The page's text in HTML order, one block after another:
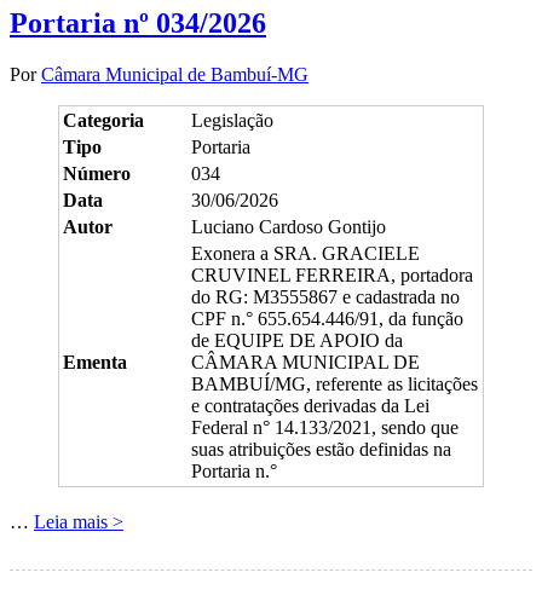
Portaria nº 034/2026
PorCâmara Municipal de Bambuí-MG
Categoria
Legislação
Tipo
Portaria
Número
034
Data
30/06/2026
Autor
Luciano Cardoso Gontijo
Ementa
Exonera a SRA. GRACIELE
CRUVINEL FERREIRA, portadora
do RG: M3555867 e cadastrada no
CPF n.° 655.654.446/91, da função
de EQUIPE DE APOIO da
CÂMARA MUNICIPAL DE
BAMBUÍ/MG, referente as licitações
e contratações derivadas da Lei
Federal n° 14.133/2021, sendo que
suas atribuições estão definidas na
Portaria n.°
… Leia mais >